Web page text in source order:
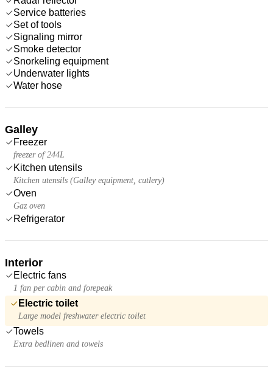
Service batteries
Set of tools
Signaling mirror
Smoke detector
Snorkeling equipment
Underwater lights
Water hose
Galley
Freezer
freezer of 244L
Kitchen utensils
Kitchen utensils (Galley equipment, cutlery)
Oven
Gaz oven
Refrigerator
Interior
Electric fans
1 fan per cabin and forepeak
Electric toilet
Large model freshwater electric toilet
Towels
Extra bedlinen and towels